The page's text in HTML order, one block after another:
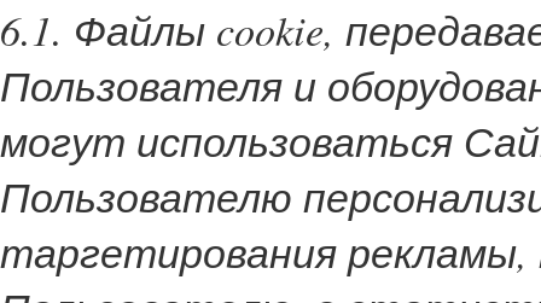
6.1. Файлы cookie,
Пользователя и
могут использоваться
Пользователю
таргетирования